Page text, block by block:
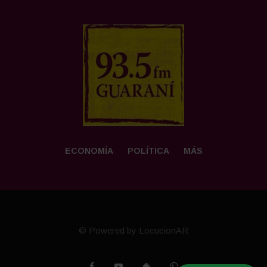
ECONOMÍA POLÍTICA MÁS
© Powered by LocucionAR